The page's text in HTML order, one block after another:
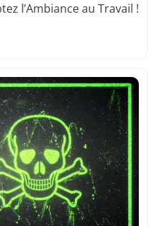
l’Ambiance au Travail !